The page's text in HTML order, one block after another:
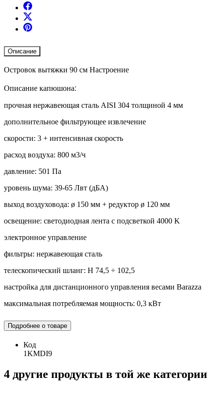
Описание
Островок вытяжки 90 см Настроение
Описание капюшона:
прочная нержавеющая сталь AISI 304 толщиной 4 мм
дополнительное фильтрующее извлечение
скорости: 3 + интенсивная скорость
расход воздуха: 800 м3/ч
давление: 501 Па
уровень шума: 39-65 Лвт (дБА)
выход воздуховода: ø 150 мм + редуктор ø 120 мм
освещение: светодиодная лента с подсветкой 4000 K
электронное управление
фильтры: нержавеющая сталь
телескопический шланг: H 74,5 ÷ 102,5
настройка для дистанционного управления весами Barazza
максимальная потребляемая мощность: 0,3 кВт
Подробнее о товаре
Код
1KMDI9
4 другие продукты в той же категории